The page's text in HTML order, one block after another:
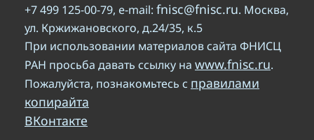
+7 499 125-00-79, e-mail: fnisc@fnisc.ru. Москва,
ул. Кржижановского, д.24/35, к.5
При использовании материалов сайта ФНИСЦ
РАН просьба давать ссылку на www.fnisc.ru.
Пожалуйста, познакомьтесь с правилами
копирайта
ВКонтакте